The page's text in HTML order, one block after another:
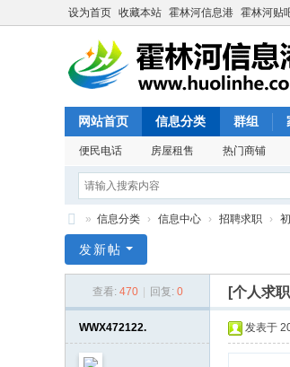
设为首页 收藏本站 霍林河信息港 霍林河贴
网站首页 信息分类 群组
便民电话 房屋租售 热门商铺
林
» 信息分类 › 信息中心 › 招聘求职 ›
发新帖
查看: 470 回复: 0 [个人求
WWX472122. 发表于